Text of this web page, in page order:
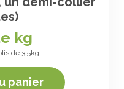
kg
de 3.5kg
panier